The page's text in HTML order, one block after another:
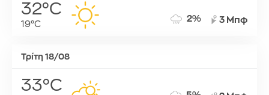
32°C
19°C
2% 3 Μπφ
Τρίτη 18/08
33°C